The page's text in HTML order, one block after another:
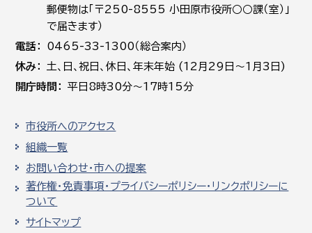
郵便物は「〒250-8555 小田原市役所○○課（室）」
で届きます）
電話
0465-33-1300（総合案内）
休み
土､日､祝日、休日、年末年始 (12月29日～1月3日)
開庁時間
平日8時30分～17時15分
市役所へのアクセス
組織一覧
お問い合わせ・市への提案
著作権・免責事項・プライバシーポリシー・リンクポリシーに
ついて
サイトマップ